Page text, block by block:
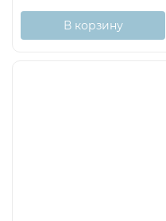
В корзину